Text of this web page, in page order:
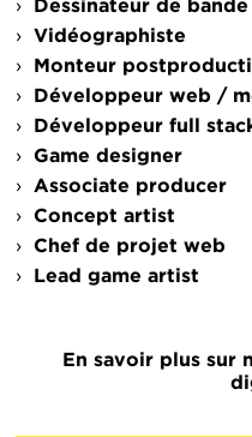
Dessinateur de
Vidéographiste
Monteur
Développeur web /
Développeur full
Game designer
Associate producer
Concept artist
Chef de projet web
Lead game artist
En savoir plus sur